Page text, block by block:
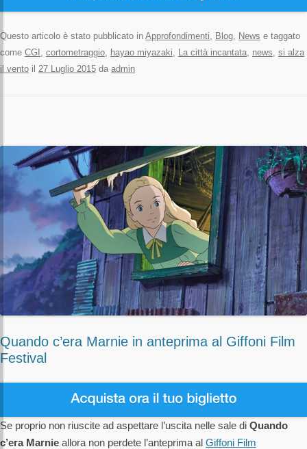
Questo articolo è stato pubblicato in Approfondimenti, Blog, News e taggato
come CGI , cortometraggio, hayao miyazaki, La città incantata, news, si alza
il vento il 27 Luglio 2015 da admin
Quando c’era Marnie in anteprima al Giffoni Film
Festival
Se proprio non riuscite ad aspettare l’uscita nelle sale di Quando
c’era Marnie allora non perdete l’anteprima al Giffoni Film